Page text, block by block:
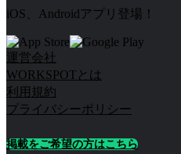
iOS、Androidアプリ登場！
運営会社
WORKSPOTとは
利用規約
プライバシーポリシー
掲載をご希望の方はこちら